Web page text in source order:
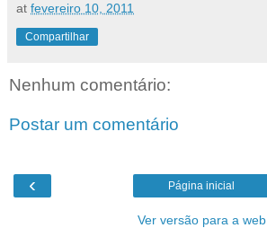
at fevereiro 10, 2011
Compartilhar
Nenhum comentário:
Postar um comentário
‹ Página inicial
Ver versão para a web